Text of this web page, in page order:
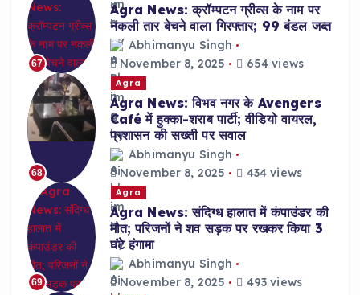
67
Agra News: क्रॉम्पटन ग्रीव्स के नाम पर
नकली तार बेचने वाला गिरफ्तार; 99 बंडल जब्त
Abhimanyu Singh
November 8, 2025
654 views
68
Agra
Agra News: विभव नगर के Avengers
Café में हुक्का-शराब पार्टी; वीडियो वायरल,
प्रशासन की सख्ती पर सवाल
Abhimanyu Singh
November 8, 2025
434 views
69
Agra
Agra News: संदिग्ध हालात में कंपाउंडर की
मौत; परिजनों ने शव सड़क पर रखकर किया 3
घंटे हंगामा
Abhimanyu Singh
November 8, 2025
493 views